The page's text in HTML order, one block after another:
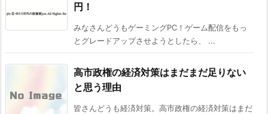
円！
みなさんどうもゲーミングPC！ゲーム配信をもっ
とグレードアップさせようとしたら、 ...
高市政権の経済対策はまだまだ足りない
と思う理由
皆さんどうも経済対策。高市政権の経済対策はまだ